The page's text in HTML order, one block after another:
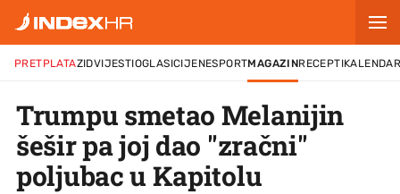
PRETPLATAZIDVIJESTIOGLASICIJENESPORTMAGAZINRECEPTI
Trumpu smetao Melanijin
šešir pa joj dao "zračni"
poljubac u Kapitolu